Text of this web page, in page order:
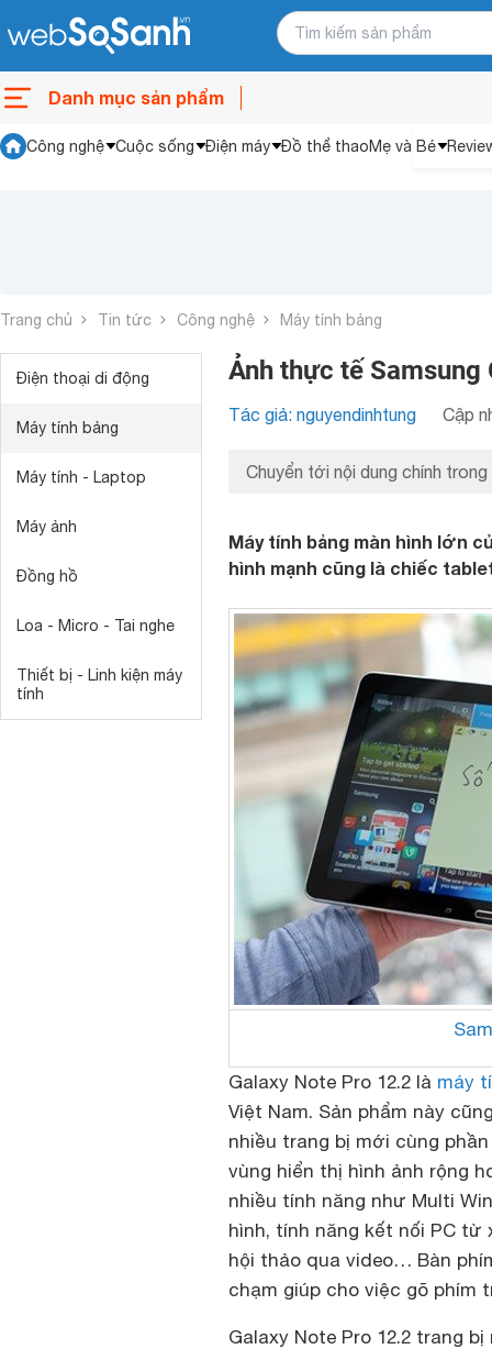
Danh mục sản phẩm
Công nghệ Cuộc sống Điện máy Đồ thể thaoMẹ và Bé
Trang chủ Tin tức Công nghệ Máy tính bảng
Điện thoại di động
Máy tính bảng
Máy tính - Laptop
Máy ảnh
Đồng hồ
Loa - Micro - Tai nghe
Thiết bị - Linh kiện máy
tính
Ảnh thực tế
Tác giả: nguyendinhtung Cập
Chuyển tới nội dung chính trong
Máy tính bảng màn hình lớn
hình mạnh cũng là chiếc
Galaxy Note Pro 12.2 là máy
Việt Nam. Sản phẩm này
nhiều trang bị mới cùng
vùng hiển thị hình ảnh rộng
nhiều tính năng như Multi
hình, tính năng kết nối PC
hội thảo qua video… Bàn
chạm giúp cho việc gõ phím
Galaxy Note Pro 12.2 trang